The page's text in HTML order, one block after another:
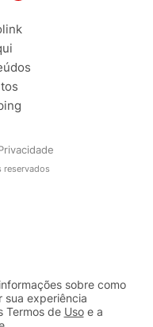
reservados
sobre como
sua experiência
Termos de Usoe a